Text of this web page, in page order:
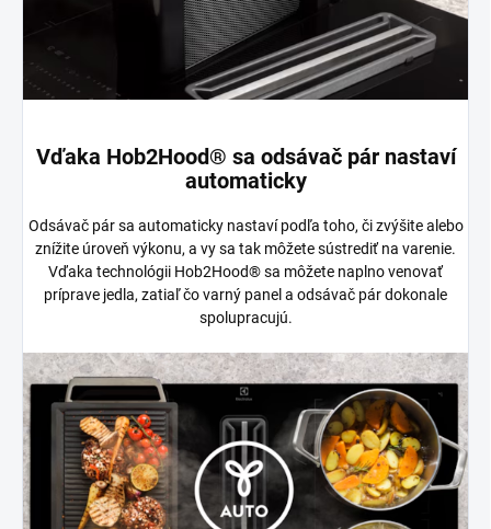
Vďaka Hob2Hood® sa odsávač pár nastaví
automaticky
Odsávač pár sa automaticky nastaví podľa toho, či zvýšite alebo
znížite úroveň výkonu, a vy sa tak môžete sústrediť na varenie.
Vďaka technológii Hob2Hood® sa môžete naplno venovať
príprave jedla, zatiaľ čo varný panel a odsávač pár dokonale
spolupracujú.